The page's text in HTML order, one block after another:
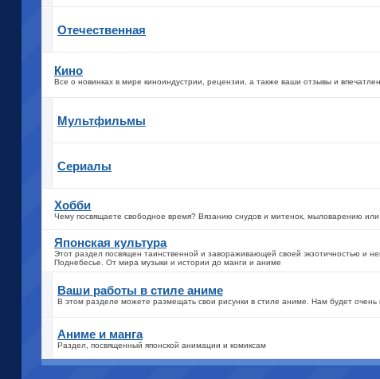
Отечественная
Кино
Все о новинках в мире киноиндустрии, рецензии, а также ваши отзывы и
Мультфильмы
Сериалы
Хобби
Чему посвящаете свободное время? Вязанию снудов и митенок, мыловарению
Японская культура
Этот раздел посвящен таинственной и завораживающей своей экзотичностью и
Поднебесье. От мира музыки и истории до манги и аниме
Ваши работы в стиле аниме
В этом разделе можете размещать свои рисунки в стиле аниме. Нам будет
Аниме и манга
Раздел, посвященный японской анимации и комиксам